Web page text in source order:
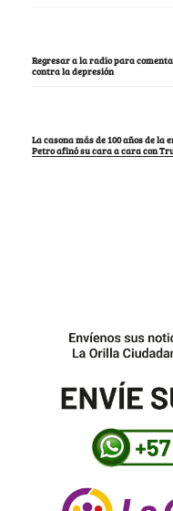
Regresar a la radio para
contra la depresión
La casona más de 100 años de la
Petro afinó su cara a cara con